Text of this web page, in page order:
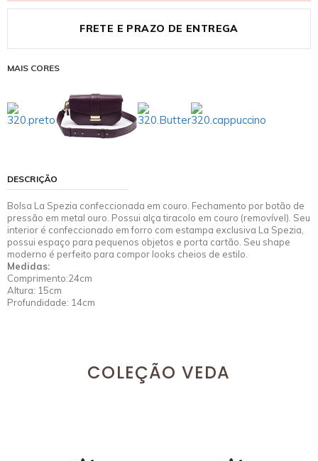
FRETE E PRAZO DE ENTREGA
MAIS CORES
DESCRIÇÃO
Bolsa La Spezia confeccionada em couro. Fechamento por botão de
pressão em metal ouro. Possui alça tiracolo em couro (removível). Seu
interior é confeccionado em forro com estampa exclusiva La Spezia,
possui espaço para pequenos objetos e porta cartão. Seu shape
moderno é perfeito para compor looks cheios de estilo.
Medidas:
Comprimento:24cm
Altura: 15cm
Profundidade: 14cm
COLEÇÃO VEDA